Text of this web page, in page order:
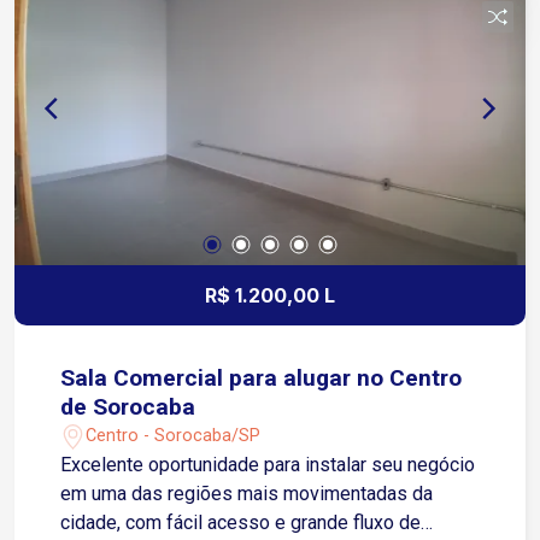
R$ 1.200,00 L
Sala Comercial para alugar no Centro
de Sorocaba
Centro - Sorocaba/SP
Excelente oportunidade para instalar seu negócio
em uma das regiões mais movimentadas da
cidade, com fácil acesso e grande fluxo de